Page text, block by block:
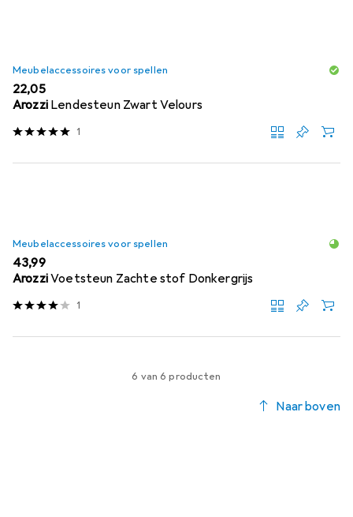
Meubelaccessoires voor spellen
EUR
22,05
Arozzi Lendesteun Zwart Velours
1
Meubelaccessoires voor spellen
EUR
43,99
ArozziVoetsteun Zachte stof Donkergrijs
1
6 van 6 producten
Naar boven